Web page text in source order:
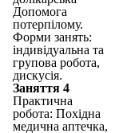
Допомога
потерпілому.
Форми занять:
індивідуальна та
групова робота,
дискусія.
Заняття 4
Практична
робота: Похідна
медична аптечка,